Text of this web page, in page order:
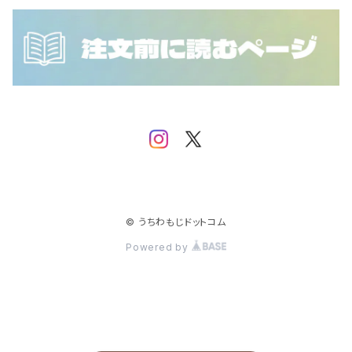
NCT WISH
SEVENTEEN
SF9
TOMORROW X TOGETHER
IVE
iKON
© うちわもじドットコム
Powered by